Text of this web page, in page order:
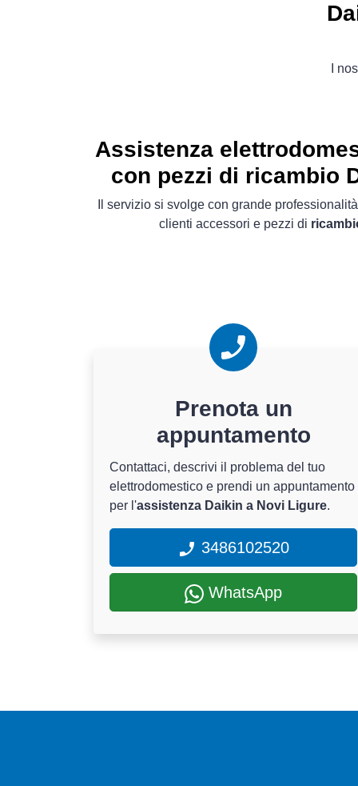
I
Assistenza
con pezzi di ricambio
Il servizio si svolge con grande
clienti accessori e pezzi di
Prenota un
appuntamento
Contattaci, descrivi il problema del tuo
elettrodomestico e prendi un appuntamento
per l'assistenza Daikin a Novi Ligure.
3486102520
WhatsApp